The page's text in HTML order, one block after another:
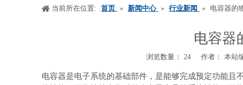
当前所在位置: 首页 » 新闻中心 » 行业新闻 » 电容器的
电容器
浏览数量： 24 作者： 本站
["wechat","weibo","qzone","douban","email"]
电容器是电子系统的基础部件，是能够完成预定功能且